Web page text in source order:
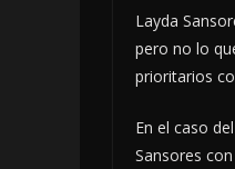
Layda
pero no lo
prioritarios
En el caso
Sansores